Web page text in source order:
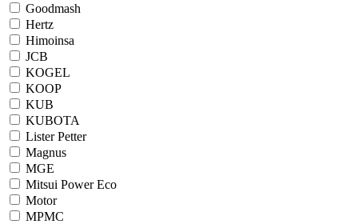
Goodmash
Hertz
Himoinsa
JCB
KOGEL
KOOP
KUB
KUBOTA
Lister Petter
Magnus
MGE
Mitsui Power Eco
Motor
MPMC